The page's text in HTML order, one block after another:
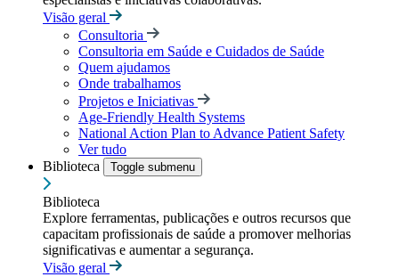
Visão geral
Consultoria
Consultoria em Saúde e Cuidados de Saúde
Quem ajudamos
Onde trabalhamos
Projetos e Iniciativas
Age-Friendly Health Systems
National Action Plan to Advance Patient Safety
Ver tudo
Biblioteca
Toggle submenu
Biblioteca
Explore ferramentas, publicações e outros recursos que
capacitam profissionais de saúde a promover melhorias
significativas e aumentar a segurança.
Visão geral